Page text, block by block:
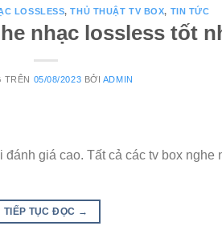
LOSSLESS,THỦ THUẬT TV BOX, TIN TỨC
nhạc lossless tốt
TRÊN 05/08/2023 BỞI ADMIN
giá cao. Tất cả các tv box nghe
TIẾP TỤC ĐỌC →